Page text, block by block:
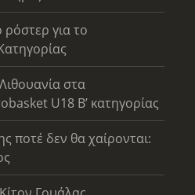
για το
στα
U18 Β’ κατηγορίας
ποτέ δεν θα χαίρονται: